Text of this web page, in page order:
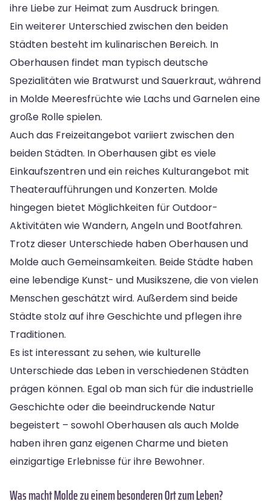
ihre Liebe zur Heimat zum Ausdruck bringen.
Ein weiterer Unterschied zwischen den beiden
Städten besteht im kulinarischen Bereich. In
Oberhausen findet man typisch deutsche
Spezialitäten wie Bratwurst und Sauerkraut, während
in Molde Meeresfrüchte wie Lachs und Garnelen eine
große Rolle spielen.
Auch das Freizeitangebot variiert zwischen den
beiden Städten. In Oberhausen gibt es viele
Einkaufszentren und ein reiches Kulturangebot mit
Theateraufführungen und Konzerten. Molde
hingegen bietet Möglichkeiten für Outdoor-
Aktivitäten wie Wandern, Angeln und Bootfahren.
Trotz dieser Unterschiede haben Oberhausen und
Molde auch Gemeinsamkeiten. Beide Städte haben
eine lebendige Kunst- und Musikszene, die von vielen
Menschen geschätzt wird. Außerdem sind beide
Städte stolz auf ihre Geschichte und pflegen ihre
Traditionen.
Es ist interessant zu sehen, wie kulturelle
Unterschiede das Leben in verschiedenen Städten
prägen können. Egal ob man sich für die industrielle
Geschichte oder die beeindruckende Natur
begeistert – sowohl Oberhausen als auch Molde
haben ihren ganz eigenen Charme und bieten
einzigartige Erlebnisse für ihre Bewohner.
Was macht Molde zu einem besonderen Ort zum Leben?